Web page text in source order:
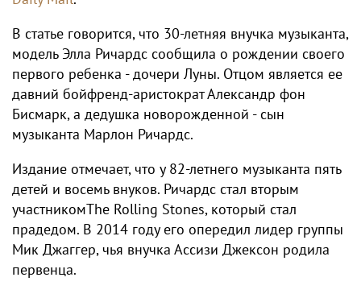
В статье говорится, что 30-летняя внучка музыканта,
модель Элла Ричардс сообщила о рождении своего
первого ребенка - дочери Луны. Отцом является ее
давний бойфренд-аристократ Александр фон
Бисмарк, а дедушка новорожденной - сын
музыканта Марлон Ричардс.
Издание отмечает, что у 82-летнего музыканта пять
детей и восемь внуков. Ричардс стал вторым
участникомThe Rolling Stones, который стал
прадедом. В 2014 году его опередил лидер группы
Мик Джаггер, чья внучка Ассизи Джексон родила
первенца.